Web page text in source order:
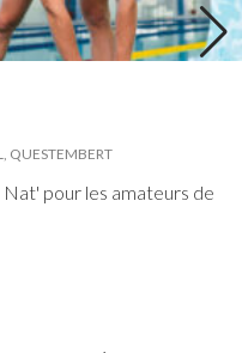
QUESTEMBERT
pour les amateurs de